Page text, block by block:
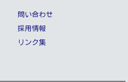
問い合わせ
採用情報
リンク集